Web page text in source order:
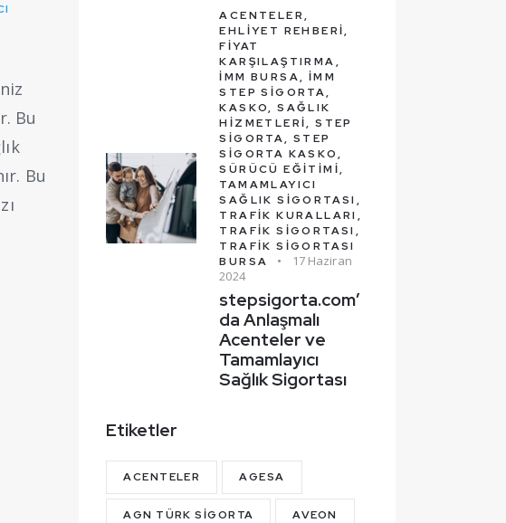
Bu
Bu
ACENTELER,
EHLIYET REHBERI,
FIYAT
KARŞILAŞTIRMA,
İMM BURSA, İMM
STEP SIGORTA,
KASKO,SAĞLIK
HIZMETLERI,STEP
SIGORTA, STEP
SIGORTA KASKO,
SÜRÜCÜ EĞITIMI,
TAMAMLAYICI
SAĞLIK SIGORTASI,
TRAFIK KURALLARI,
TRAFIK SIGORTASI,
TRAFIK SIGORTASI
BURSA
17 Haziran
2024
stepsigorta.com’
da Anlaşmalı
Acenteler ve
Tamamlayıcı
Sağlık Sigortası
Etiketler
ACENTELER AGESA
AGN TÜRK SIGORTA AVEON